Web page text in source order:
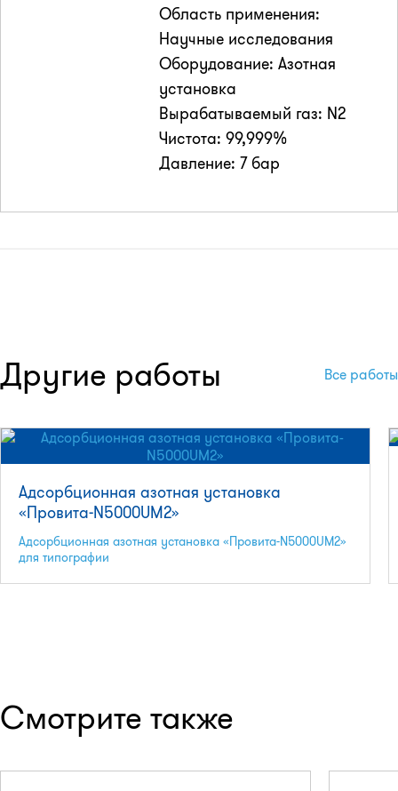
Область применения:
Научные исследования
Оборудование: Азотная
установка
Вырабатываемый газ: N2
Чистота: 99,999%
Давление: 7 бар
Другие работы Все работы
Адсорбционная азотная установка
«Провита-N5000UM2»
Адсорбционная азотная установка «Провита-N5000UM2»
для типографии
Смотрите также